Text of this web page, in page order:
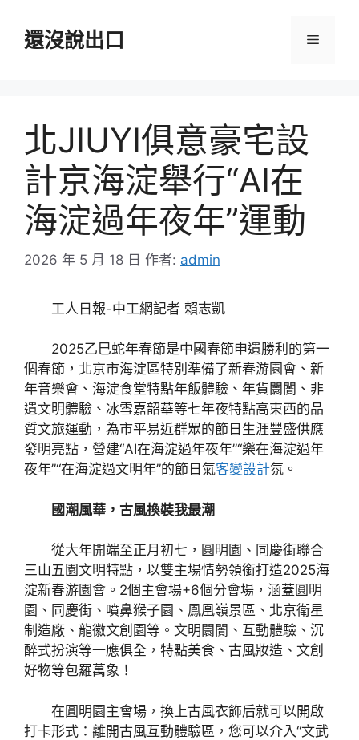
還沒說出口 選
北JIUYI俱意豪宅設
計京海淀舉行“AI在
海淀過年夜年”運動
2026 年 5 月 18 日 作者: admin
工人日報-中工網記者 賴志凱
2025乙巳蛇年春節是中國春節申遺勝利的第一
個春節，北京市海淀區特別準備了新春游園會、新
年音樂會、海淀食堂特點年飯體驗、年貨闤闠、非
遺文明體驗、冰雪嘉韶華等七年夜特點高東西的品
質文旅運動，為市平易近群眾的節日生涯豐盛供應
發明亮點，營建“AI在海淀過年夜年”“樂在海淀過年
夜年”“在海淀過文明年”的節日氣客變設計氛。
國潮風華，古風換裝我最潮
從大年開端至正月初七，圓明園、同慶街聯合
三山五園文明特點，以雙主場情勢領銜打造2025海
淀新春游園會。2個主會場+6個分會場，涵蓋圓明
園、同慶街、噴鼻猴子園、鳳凰嶺景區、北京衛星
制造廠、龍徽文創園等。文明闤闠、互動體驗、沉
醉式扮演等一應俱全，特點美食、古風妝造、文創
好物等包羅萬象！
在圓明園主會場，換上古風衣飾后就可以開啟
打卡形式：離開古風互動體驗區，您可以介入“文武